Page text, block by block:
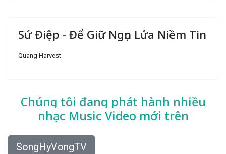
Sứ Điệp - Để Giữ Ngọn Lửa Niềm Tin
Quang Harvest
Chúng tôi đang phát hành nhiều
nhạc Music Video mới trên
SongHyVongTV